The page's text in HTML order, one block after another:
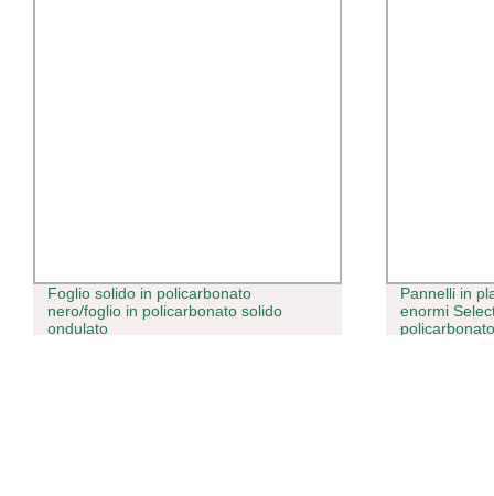
Foglio solido in policarbonato
nero/foglio in policarbonato solido
ondulato
Pannelli in
enormi